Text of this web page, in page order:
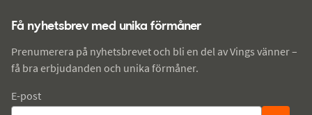
Få nyhetsbrev med unika förmåner
Prenumerera på nyhetsbrevet och bli en del av Vings vänner –
få bra erbjudanden och unika förmåner.
E-post